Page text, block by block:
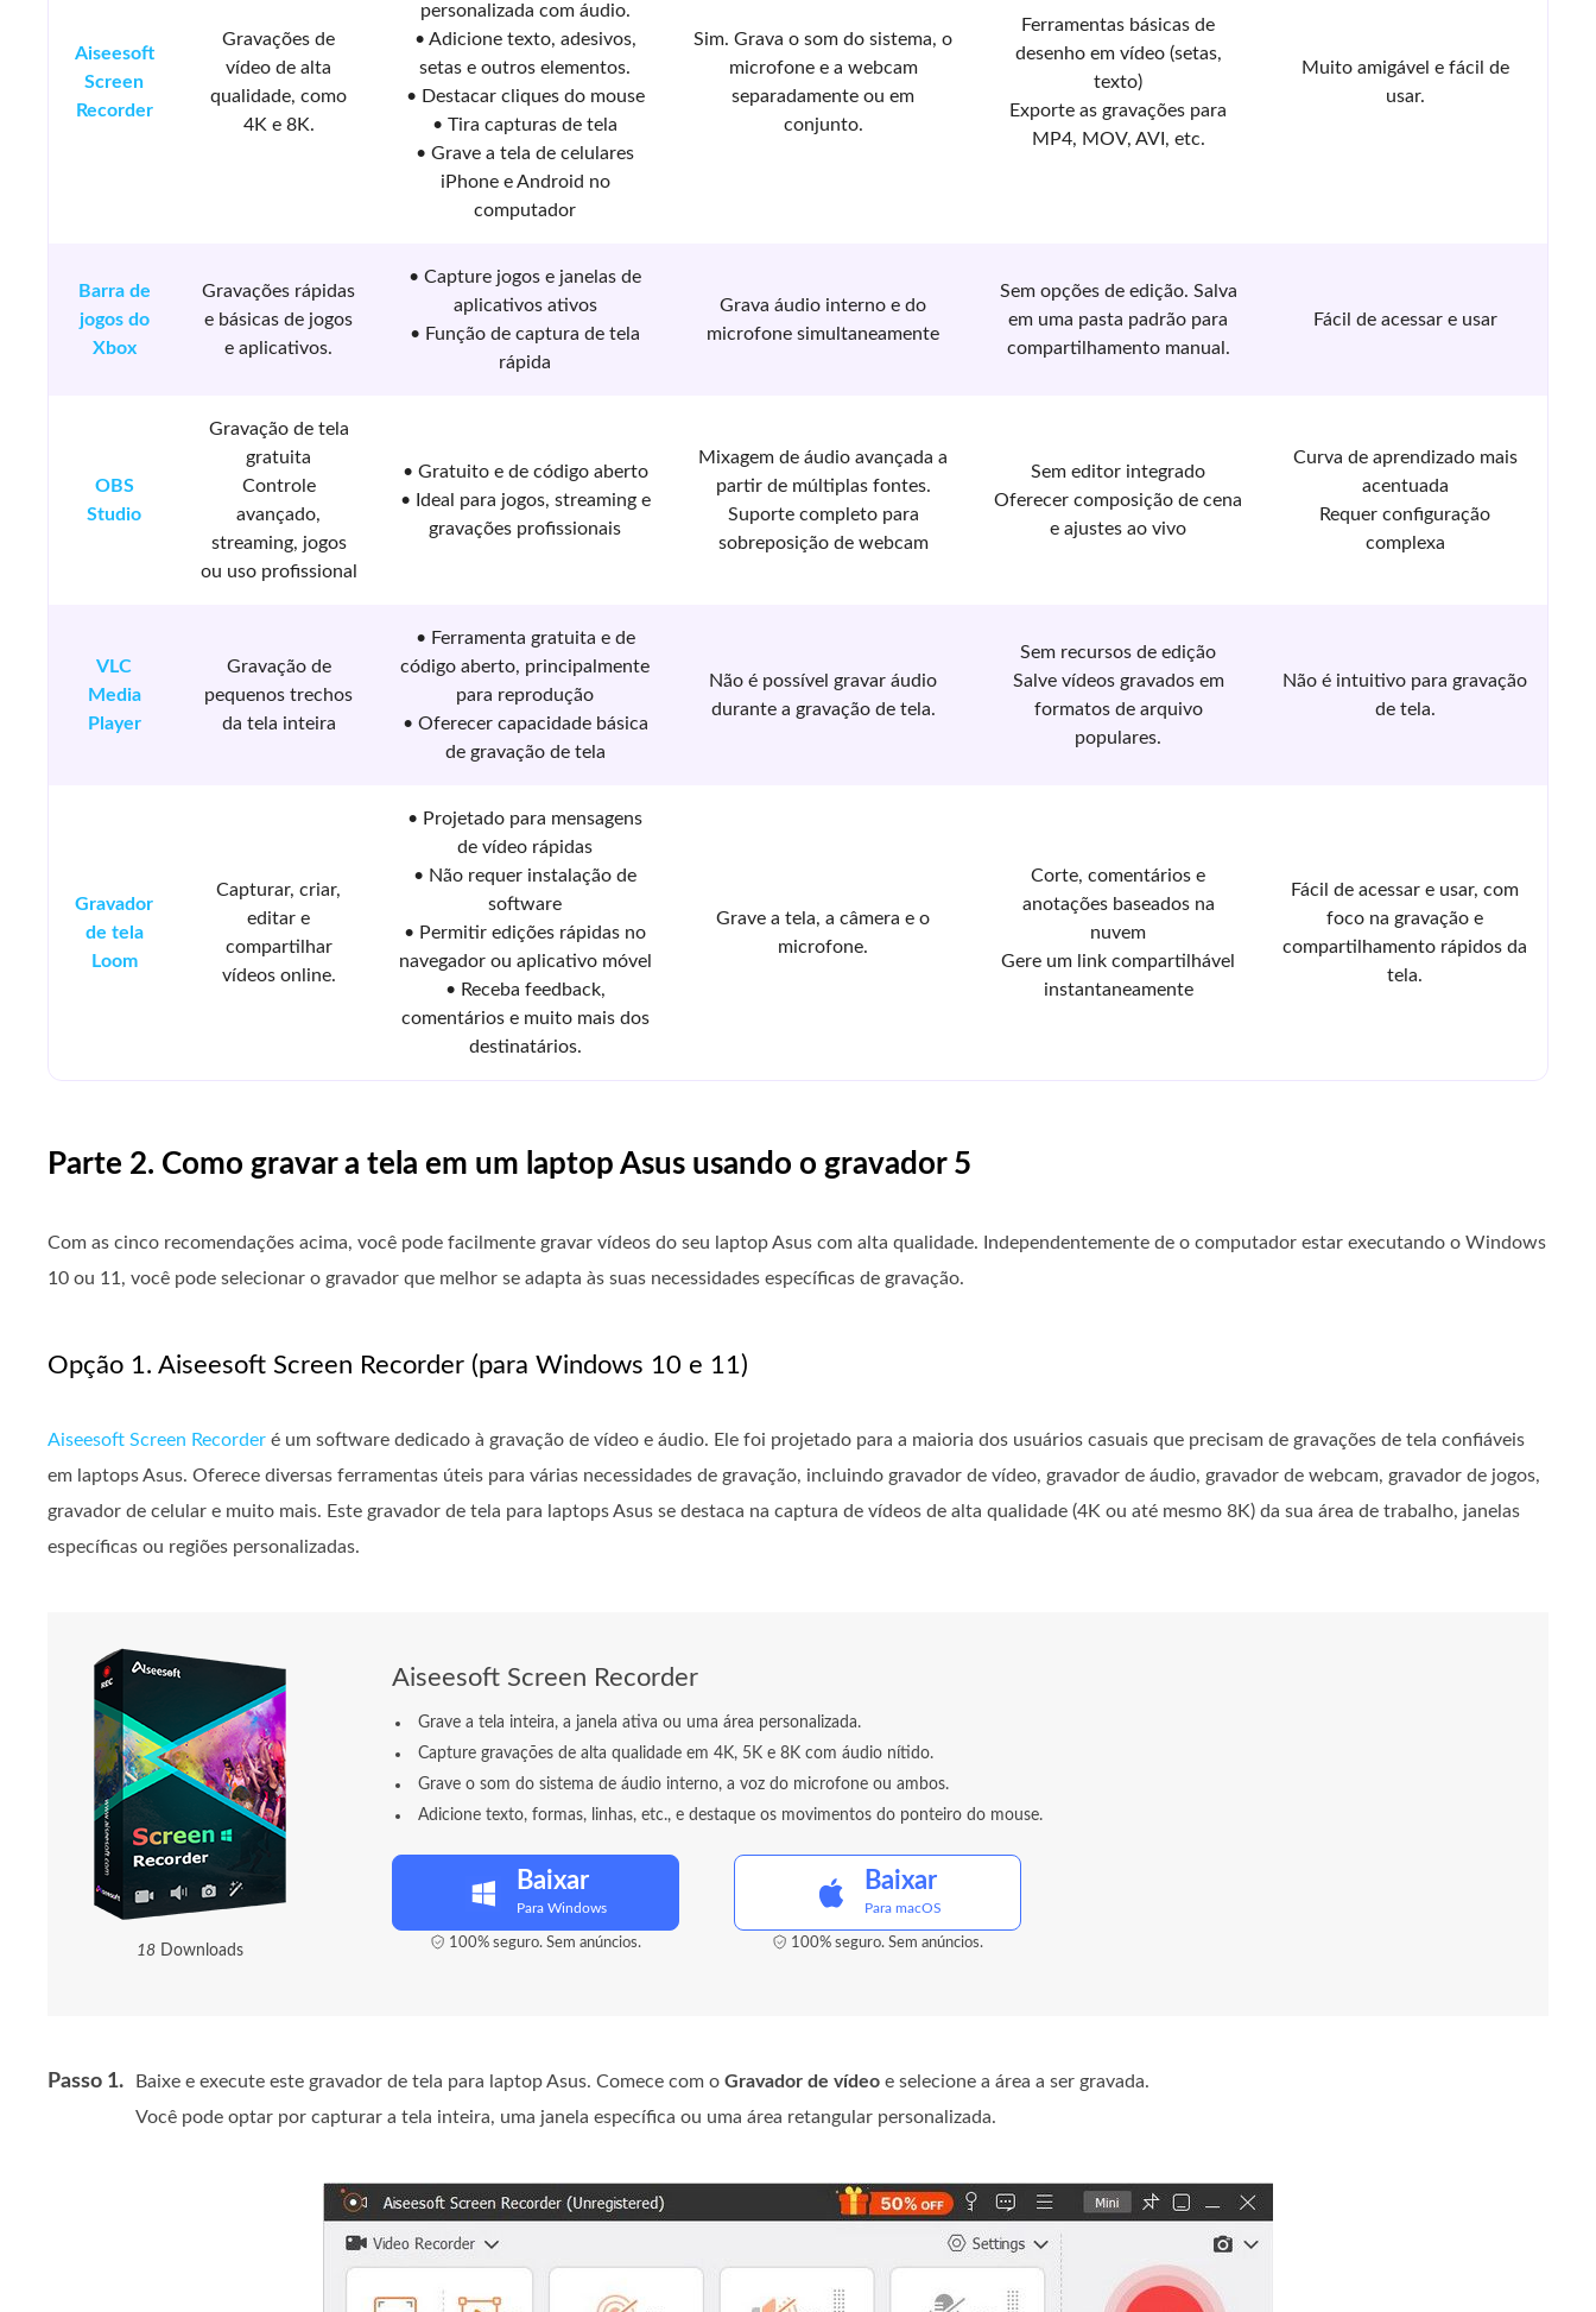
Aiseesoft
Screen
Recorder
Gravações de
vídeo de alta
qualidade, como
4K e 8K.
personalizada com áudio.
• Adicione texto, adesivos,
setas e outros elementos.
• Destacar cliques do mouse
• Tira capturas de tela
• Grave a tela de celulares
iPhone e Android no
computador
Sim. Grava o som do sistema, o
microfone e a webcam
separadamente ou em
conjunto.
Ferramentas básicas de
desenho em vídeo (setas,
texto)
Exporte as gravações para
MP4, MOV, AVI, etc.
Muito amigável e fácil de
usar.
Barra de
jogos do
Xbox
Gravações rápidas
e básicas de jogos
e aplicativos.
• Capture jogos e janelas de
aplicativos ativos
• Função de captura de tela
rápida
Grava áudio interno e do
microfone simultaneamente
Sem opções de edição. Salva
em uma pasta padrão para
compartilhamento manual.
Fácil de acessar e usar
OBS
Studio
Gravação de tela
gratuita
Controle
avançado,
streaming, jogos
ou uso profissional
• Gratuito e de código aberto
• Ideal para jogos, streaming e
gravações profissionais
Mixagem de áudio avançada a
partir de múltiplas fontes.
Suporte completo para
sobreposição de webcam
Sem editor integrado
Oferecer composição de cena
e ajustes ao vivo
Curva de aprendizado mais
acentuada
Requer configuração
complexa
VLC
Media
Player
Gravação de
pequenos trechos
da tela inteira
• Ferramenta gratuita e de
código aberto, principalmente
para reprodução
• Oferecer capacidade básica
de gravação de tela
Não é possível gravar áudio
durante a gravação de tela.
Sem recursos de edição
Salve vídeos gravados em
formatos de arquivo
populares.
Não é intuitivo para gravação
de tela.
Gravador
de tela
Loom
Capturar, criar,
editar e
compartilhar
vídeos online.
• Projetado para mensagens
de vídeo rápidas
• Não requer instalação de
software
• Permitir edições rápidas no
navegador ou aplicativo móvel
• Receba feedback,
comentários e muito mais dos
destinatários.
Grave a tela, a câmera e o
microfone.
Corte, comentários e
anotações baseados na
nuvem
Gere um link compartilhável
instantaneamente
Fácil de acessar e usar, com
foco na gravação e
compartilhamento rápidos da
tela.
Parte 2. Como gravar a tela em um laptop Asus usando o gravador 5
Com as cinco recomendações acima, você pode facilmente gravar vídeos do seu laptop Asus com alta qualidade. Independentemente de o computador estar executando o Windows
10 ou 11, você pode selecionar o gravador que melhor se adapta às suas necessidades específicas de gravação.
Opção 1. Aiseesoft Screen Recorder (para Windows 10 e 11)
Aiseesoft Screen Recorder é um software dedicado à gravação de vídeo e áudio. Ele foi projetado para a maioria dos usuários casuais que precisam de gravações de tela confiáveis ​​
em laptops Asus. Oferece diversas ferramentas úteis para várias necessidades de gravação, incluindo gravador de vídeo, gravador de áudio, gravador de webcam, gravador de jogos,
gravador de celular e muito mais. Este gravador de tela para laptops Asus se destaca na captura de vídeos de alta qualidade (4K ou até mesmo 8K) da sua área de trabalho, janelas
específicas ou regiões personalizadas.
18 Downloads
Aiseesoft Screen Recorder
Grave a tela inteira, a janela ativa ou uma área personalizada.
Capture gravações de alta qualidade em 4K, 5K e 8K com áudio nítido.
Grave o som do sistema de áudio interno, a voz do microfone ou ambos.
Adicione texto, formas, linhas, etc., e destaque os movimentos do ponteiro do mouse.
Baixar
Para Windows
100% seguro. Sem anúncios.
Baixar
Para macOS
100% seguro. Sem anúncios.
Passo 1. Baixe e execute este gravador de tela para laptop Asus. Comece com o Gravador de vídeo e selecione a área a ser gravada.
Você pode optar por capturar a tela inteira, uma janela específica ou uma área retangular personalizada.